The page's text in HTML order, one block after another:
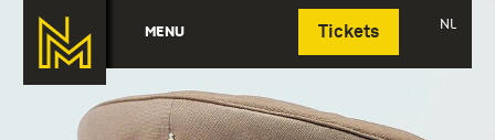
MENU Tickets NL
Deutsch